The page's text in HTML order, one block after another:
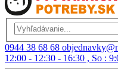
0944 38 68 68
12:00 - 12:30 - 16:30 , So :